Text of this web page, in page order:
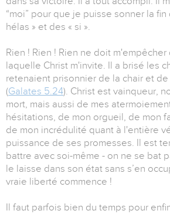
“moi” pour que je puisse sonner la fin
hélas » et des « si ».
Rien ! Rien ! Rien ne doit
laquelle Christ m'invite. Il a brisé les
retenaient prisonnier de la chair et
(Galates 5.24). Christ est vainqueur,
mort, mais aussi de mes
hésitations, de mon orgueil, de mon
de mon incrédulité quant à l'entière
puissance de ses promesses. Il est
battre avec soi-même - on ne se bat
le laisse dans son état sans s’en
vraie liberté commence !
Il faut parfois bien du temps pour